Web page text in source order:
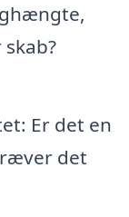
Er det en
det